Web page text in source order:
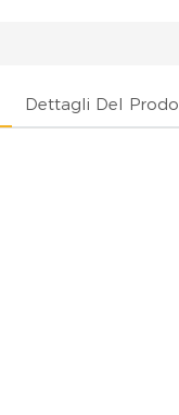
Dettagli Del